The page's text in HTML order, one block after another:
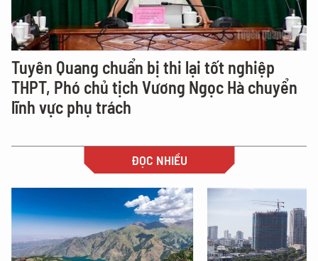
Tuyên Quang chuẩn bị thi lại tốt nghiệp
THPT, Phó chủ tịch Vương Ngọc Hà chuyển
lĩnh vực phụ trách
ĐỌC NHIỀU